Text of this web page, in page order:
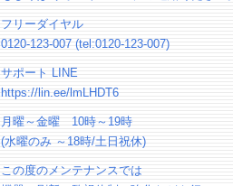
フリーダイヤル
0120-123-007 (tel:0120-123-007)
サポート LINE
https://lin.ee/lmLHDT6
月曜～金曜 10時～19時
(水曜のみ ～18時/土日祝休)
この度のメンテナンスでは